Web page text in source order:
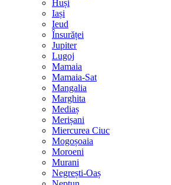
Huși
Iași
Ieud
Însurăței
Jupiter
Lugoj
Mamaia
Mamaia-Sat
Mangalia
Marghita
Mediaș
Merișani
Miercurea Ciuc
Mogoșoaia
Moroeni
Murani
Negrești-Oaș